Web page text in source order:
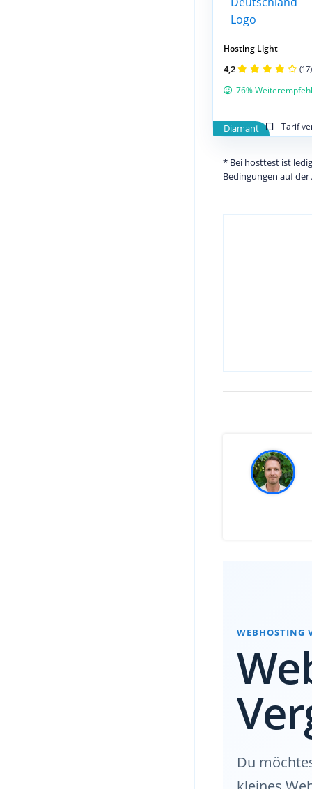
Diamant Tarif
Hosting Light
4,2 (17)
76%
* Bei hosttest ist
Bedingungen auf
WEBHOSTING
Du